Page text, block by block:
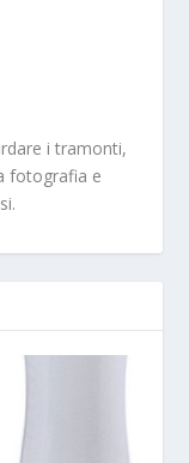
i tramonti,
fotografia e